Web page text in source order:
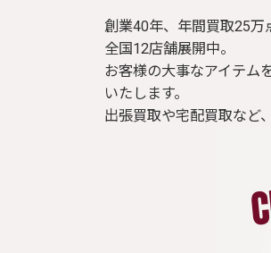
創業40年、年間買取25
全国12店舗展開中。
お客様の大事なアイテム
いたします。
出張買取や宅配買取など